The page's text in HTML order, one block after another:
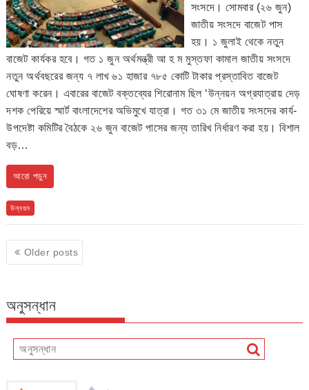
সংসদে। সোমবার (২৬ জুন)
জাতীয় সংসদে বাজেট পাস
হয়। ১ জুলাই থেকে নতুন
বাজেট কার্যকর হবে। গত ১ জুন অর্থমন্ত্রী আ হ ম মুস্তফা কামাল জাতীয় সংসদে
নতুন অর্থবছরের জন্য ৭ লাখ ৬১ হাজার ৭৮৫ কোটি টাকার প্রস্তাবিত বাজেট
ঘোষণা করেন। এবারের বাজেট বক্তব্যের শিরোনাম ছিল ‘উন্নয়ন অগ্রযাত্রায় দেড়
দশক পেরিয়ে স্মার্ট বাংলাদেশের অভিমুখে যাত্রা। গত ৩১ মে জাতীয় সংসদের কার্য-
উপদেষ্টা কমিটির বৈঠকে ২৬ জুন বাজেট পাসের জন্য তারিখ নির্ধারণ করা হয়। বিশাল
বড়…
আরো পড়ুন
উন্নয়ন
Posts
navigation
Older posts
অনুসন্ধান